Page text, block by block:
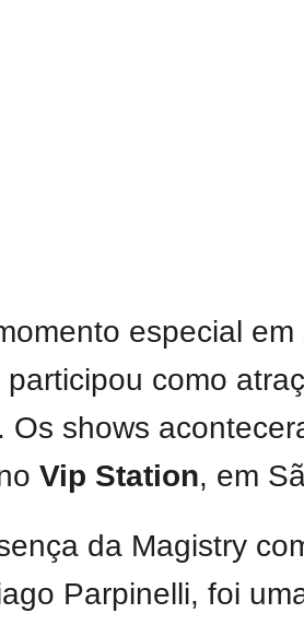
especial
participou como
Os shows
Vip Station, em
da Magistry
Parpinelli, foi